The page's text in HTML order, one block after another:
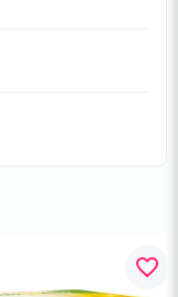
favorite_border